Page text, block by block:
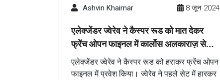
Ashvin Khairnar 8 जून 2024
एलेक्जेंडर ज्वेरेव ने कैस्पर रूड को मात देकर
फ्रेंच ओपन फाइनल में कार्लोस अलकाराज़ से
मुकाबला किया
एलेक्जेंडर ज्वेरेव ने कैस्पर रूड को हराकर फ्रेंच ओपन
फाइनल में प्रवेश किया। ज्वेरेव ने पहले सेट में हारकर